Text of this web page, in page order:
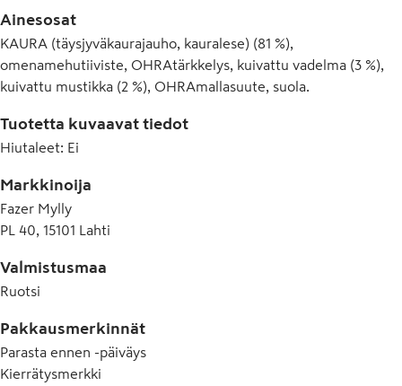
Ainesosat
KAURA (täysjyväkaurajauho, kauralese) (81 %),
omenamehutiiviste, OHRAtärkkelys, kuivattu vadelma (3 %),
kuivattu mustikka (2 %), OHRAmallasuute, suola.
Tuotetta kuvaavat tiedot
Hiutaleet: Ei
Markkinoija
Fazer Mylly
PL 40, 15101 Lahti
Valmistusmaa
Ruotsi
Pakkausmerkinnät
Parasta ennen -päiväys
Kierrätysmerkki